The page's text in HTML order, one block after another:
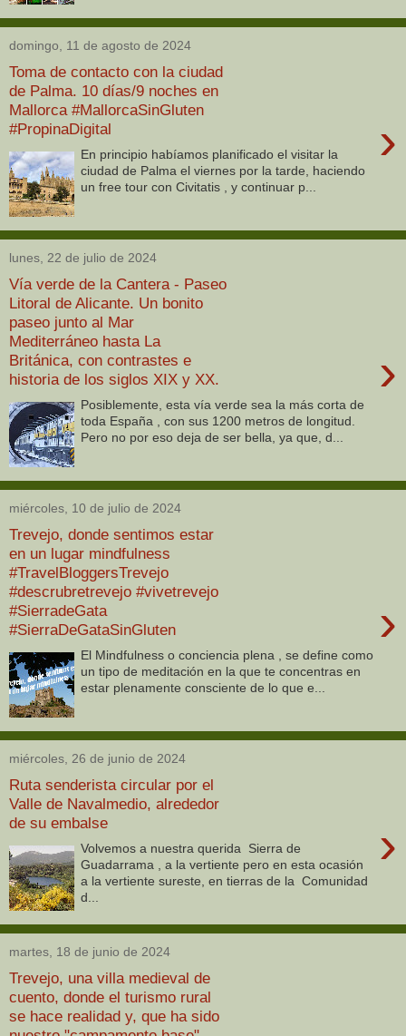
domingo, 11 de agosto de 2024
Toma de contacto con la ciudad
de Palma. 10 días/9 noches en
Mallorca #MallorcaSinGluten
#PropinaDigital
›
En principio habíamos planificado el visitar la
ciudad de Palma el viernes por la tarde, haciendo
un free tour con Civitatis , y continuar p...
lunes, 22 de julio de 2024
Vía verde de la Cantera - Paseo
Litoral de Alicante. Un bonito
paseo junto al Mar
Mediterráneo hasta La
Británica, con contrastes e
historia de los siglos XIX y XX.
›
Posiblemente, esta vía verde sea la más corta de
toda España , con sus 1200 metros de longitud.
Pero no por eso deja de ser bella, ya que, d...
miércoles, 10 de julio de 2024
Trevejo, donde sentimos estar
en un lugar mindfulness
#TravelBloggersTrevejo
#descrubretrevejo #vivetrevejo
#SierradeGata
#SierraDeGataSinGluten
›
El Mindfulness o conciencia plena , se define como
un tipo de meditación en la que te concentras en
estar plenamente consciente de lo que e...
miércoles, 26 de junio de 2024
Ruta senderista circular por el
Valle de Navalmedio, alrededor
de su embalse
›
Volvemos a nuestra querida Sierra de
Guadarrama , a la vertiente pero en esta ocasión
a la vertiente sureste, en tierras de la Comunidad
d...
martes, 18 de junio de 2024
Trevejo, una villa medieval de
cuento, donde el turismo rural
se hace realidad y, que ha sido